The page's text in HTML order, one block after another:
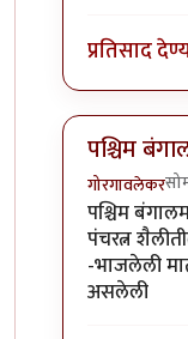
प्रतिसाद
पश्चिम
गोरगावलेकर
In reply to
पश्चिम
पंचरत्न
-भाजलेली
असलेली